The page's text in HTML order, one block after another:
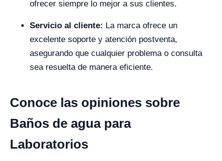
ofrecer siempre lo mejor a sus clientes.
Servicio al cliente: La marca ofrece un
excelente soporte y atención postventa,
asegurando que cualquier problema o consulta
sea resuelta de manera eficiente.
Conoce las opiniones sobre
Baños de agua para
Laboratorios